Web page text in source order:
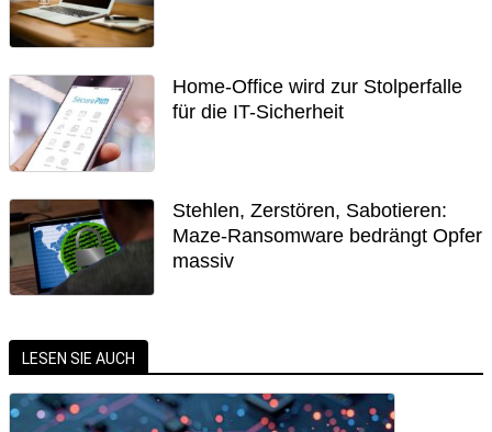
Home-Office wird zur Stolperfalle
für die IT-Sicherheit
Stehlen, Zerstören, Sabotieren:
Maze-Ransomware bedrängt Opfer
massiv
LESEN SIE AUCH